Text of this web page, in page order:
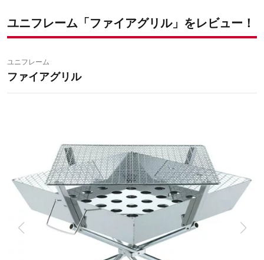
ユニフレーム「ファイアグリル」をレビュー！
ユニフレーム
ファイアグリル